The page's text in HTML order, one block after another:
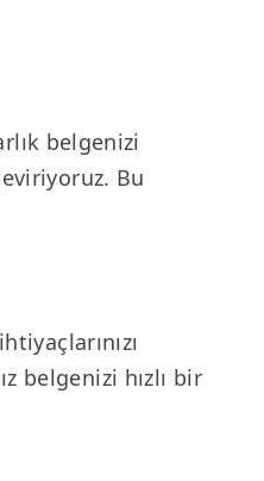
belgenizi
Bu
belgenizi hızlı bir